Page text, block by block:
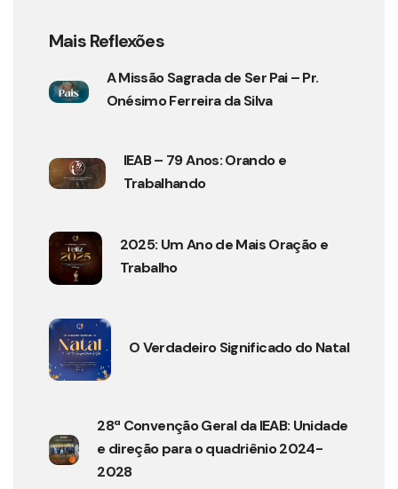
Mais Reflexões
A Missão Sagrada de Ser Pai – Pr.
Onésimo Ferreira da Silva
IEAB – 79 Anos: Orando e
Trabalhando
2025: Um Ano de Mais Oração e
Trabalho
O Verdadeiro Significado do Natal
28ª Convenção Geral da IEAB: Unidade
e direção para o quadriênio 2024-
2028